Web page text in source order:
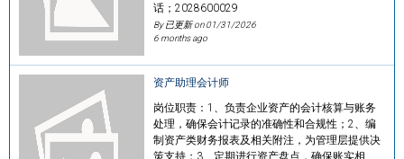
话；2028600029
By 已更新 on01/31/2026
6 months ago
资产助理会计师
岗位职责：1、负责企业资产的会计核算与账务
处理，确保会计记录的准确性和合规性；2、编
制资产类财务报表及相关附注，为管理层提供决
策支持；3、定期进行资产盘点，确保账实相